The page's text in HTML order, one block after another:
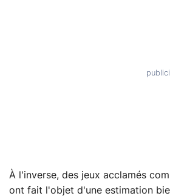
À l'inverse, des jeux acclamés
ont fait l'objet d'une estimation